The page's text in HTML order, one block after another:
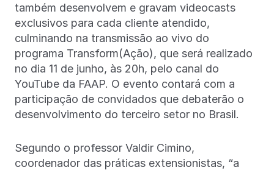
também desenvolvem e gravam videocasts
exclusivos para cada cliente atendido,
culminando na transmissão ao vivo do
programa Transform(Ação), que será realizado
no dia 11 de junho, às 20h, pelo canal do
YouTube da FAAP. O evento contará com a
participação de convidados que debaterão o
desenvolvimento do terceiro setor no Brasil.
Segundo o professor Valdir Cimino,
coordenador das práticas extensionistas, “a